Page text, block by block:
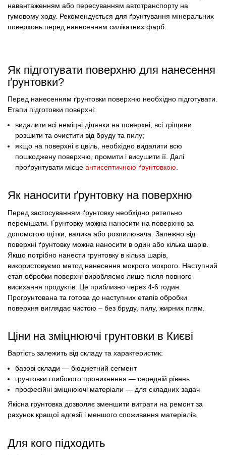
навантаженням або пересуванням автотранспорту на
гумовому ходу. Рекомендується для ґрунтування мінеральних
поверхонь перед нанесенням силікатних фарб.
Як підготувати поверхню для нанесення
ґрунтовки?
Перед нанесенням ґрунтовки поверхню необхідно підготувати.
Етапи підготовки поверхні:
видалити всі неміцні ділянки на поверхні, всі тріщини
розшити та очистити від бруду та пилу;
якщо на поверхні є цвіль, необхідно видалити всю
пошкоджену поверхню, промити і висушити її. Далі
проґрунтувати місцеантисептичною ґрунтовкою
Як наносити ґрунтовку на поверхню
Перед застосуванням ґрунтовку необхідно ретельно
перемішати. Ґрунтовку можна наносити на поверхню за
допомогою щітки, валика або розпилювача. Залежно від
поверхні ґрунтовку можна наносити в один або кілька шарів.
Якщо потрібно нанести грунтовку в кілька шарів,
використовуємо метод нанесення мокрого мокрого. Наступний
етап обробки поверхні виробляємо лише після повного
висихання продуктів. Це приблизно через 4-6 годин.
Прогрунтована та готова до наступних етапів обробки
поверхня виглядає чистою – без бруду, пилу, жирних плям.
Ціни на зміцнюючі грунтовки в Києві
Вартість залежить від складу та характеристик:
базові склади — бюджетний сегмент
грунтовки глибокого проникнення — середній рівень
професійні зміцнюючі матеріали — для складних задач
Якісна грунтовка дозволяє зменшити витрати на ремонт за
рахунок кращої адгезії і меншого споживання матеріалів.
Для кого підходить